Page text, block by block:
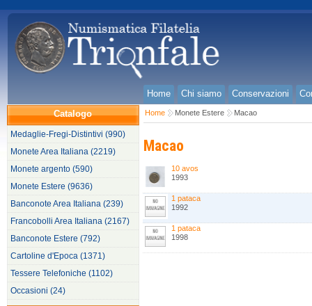
Home Chi siamo Conservazioni
Catalogo
Medaglie-Fregi-Distintivi (990)
Monete Area Italiana (2219)
Monete argento (590)
Monete Estere (9636)
Banconote Area Italiana (239)
Francobolli Area Italiana (2167)
Banconote Estere (792)
Cartoline d'Epoca (1371)
Tessere Telefoniche (1102)
Occasioni (24)
Home Monete Estere Macao
Macao
10 avos
1993
1 pataca
1992
1 pataca
1998